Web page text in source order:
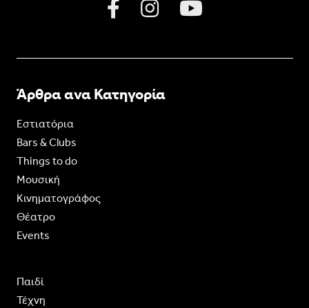
Άρθρα ανα Κατηγορία
Εστιατόρια
Bars & Clubs
Things to do
Moυσική
Κινηματογράφος
Θέατρο
Events
Παιδί
Τέχνη